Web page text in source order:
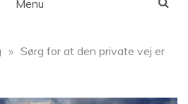
Menu
» Sørg for at den private vej er